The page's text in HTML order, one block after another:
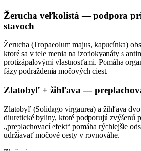
Žerucha veľkolistá — podpora
stavoch
Žerucha (Tropaeolum majus, kapucínka)
ktoré sa v tele menia na izotiokyanáty s
protizápalovými vlastnosťami. Pomáha
fázy podráždenia močových ciest.
Zlatobyľ + žihľava —
Zlatobyľ (Solidago virgaurea) a žihľava
diuretické byliny, ktoré podporujú zvýšenú
„preplachovací efekt“ pomáha rýchlejšie
udržiavať močové cesty v rovnováhe.